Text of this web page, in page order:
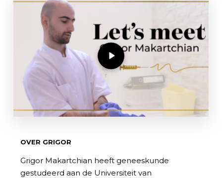
Bekijk video
OVER GRIGOR
Grigor Makartchian heeft geneeskunde
gestudeerd aan de Universiteit van